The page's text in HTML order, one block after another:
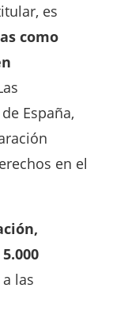
es
como
España,
en el
las